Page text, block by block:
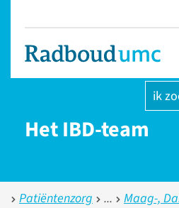
ik
Het IBD-team
Patiëntenzorg
Maag-,